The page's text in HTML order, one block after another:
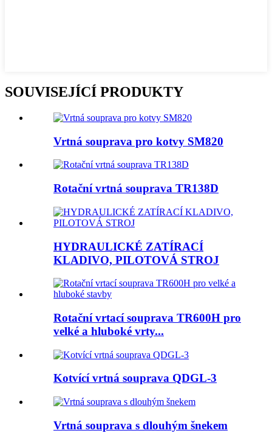
SOUVISEJÍCÍ PRODUKTY
Vrtná souprava pro kotvy SM820
Rotační vrtná souprava TR138D
HYDRAULICKÉ ZATÍRACÍ
KLADIVO, PILOTOVÁ STROJ
Rotační vrtací souprava TR600H pro
velké a hluboké vrty...
Kotvící vrtná souprava QDGL-3
Vrtná souprava s dlouhým šnekem